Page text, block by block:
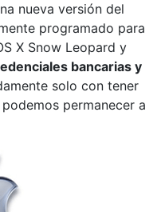
nueva versión del
programado para
X Snow Leopard y
bancarias y
solo con tener
permanecer a